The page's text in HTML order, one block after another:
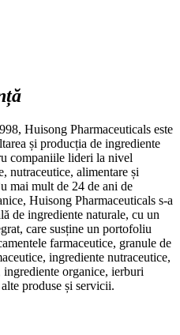
Huisong Pharmaceuticals este
și producția de ingrediente
companiile lideri la nivel
nutraceutice, alimentare și
mai mult de 24 de ani de
Huisong Pharmaceuticals s-a
de ingrediente naturale, cu un
care susține un portofoliu
farmaceutice, granule de
ingrediente nutraceutice,
organice, ierburi
produse și servicii.